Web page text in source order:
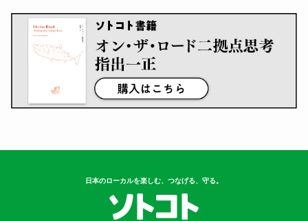
日本のローカルを楽しむ、つなげる、守る。